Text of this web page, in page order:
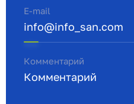
E-mail
Комментарий